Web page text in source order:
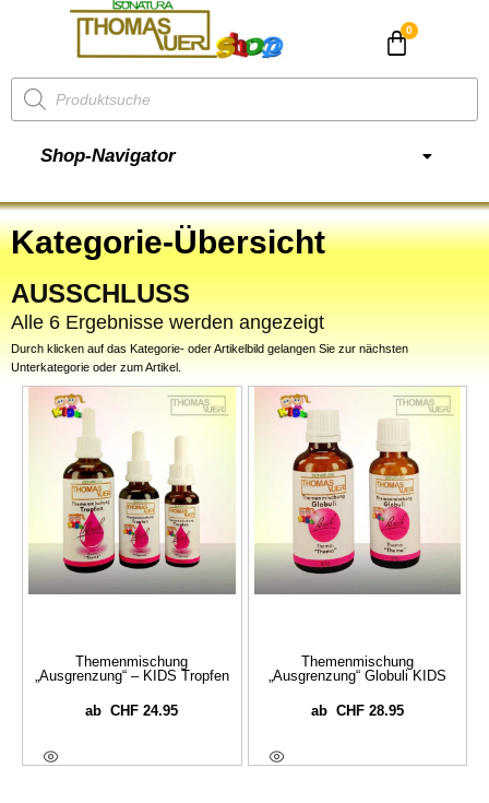
Shop-Navigator
Kategorie-Übersicht
AUSSCHLUSS
Alle 6 Ergebnisse werden angezeigt
Durch klicken auf das Kategorie- oder Artikelbild gelangen Sie zur nächsten
Unterkategorie oder zum Artikel.
Themenmischung
„Ausgrenzung“ – KIDS Tropfen
abCHF 24.95
Themenmischung
„Ausgrenzung“ Globuli KIDS
ab CHF28.95